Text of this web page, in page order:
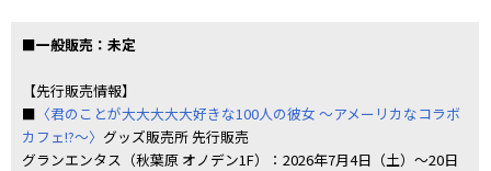
■一般販売：未定
【先行販売情報】
■ 〈君のことが大大大大大好きな100人の彼女 ～アメーリカなコラボ
カフェ!?～〉 グッズ販売所 先行販売
グランエンタス（秋葉原 オノデン1F）：2026年7月4日（土）～20日